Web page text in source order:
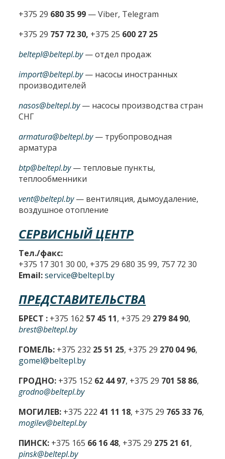
+375 29 680 35 99 — Viber, Telegram
+375 29 757 72 30, +375 25 600 27 25
beltepl@beltepl.by— отдел продаж
import@beltepl.by— насосы иностранных
производителей
nasos@beltepl.by— насосы производства стран
СНГ
armatura@beltepl.by— трубопроводная
арматура
btp@beltepl.by— тепловые пункты,
теплообменники
vent@beltepl.by— вентиляция, дымоудаление,
воздушное отопление
СЕРВИСНЫЙ ЦЕНТР
Тел./факс:
+375 17 301 30 00, +375 29 680 35 99, 757 72 30
Email: service@beltepl.by
ПРЕДСТАВИТЕЛЬСТВА
БРЕСТ : +375 162 57 45 11, +375 29 279 84 90,
brest@beltepl.by
ГОМЕЛЬ: +375 232 25 51 25, +375 29 270 04 96,
gomel@beltepl.by
ГРОДНО: +375 152 62 44 97, +375 29 701 58 86,
grodno@beltepl.by
МОГИЛЕВ: +375 222 41 11 18, +375 29 765 33 76,
mogilev@beltepl.by
ПИНСК: +375 165 66 16 48, +375 29 275 21 61,
pinsk@beltepl.by